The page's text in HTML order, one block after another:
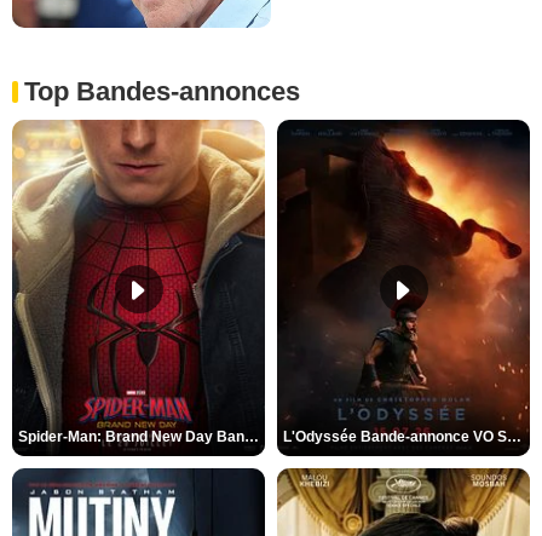
Top Bandes-annonces
Spider-Man: Brand New Day Bande-annonce VO STFR L'Odyssée Bande-annonce VO STFR